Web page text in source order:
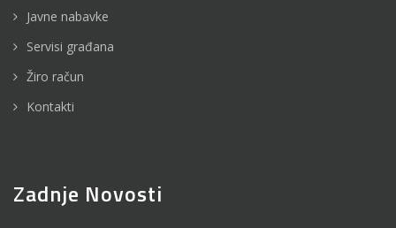
Javne nabavke
Servisi građana
Žiro račun
Kontakti
Zadnje Novosti